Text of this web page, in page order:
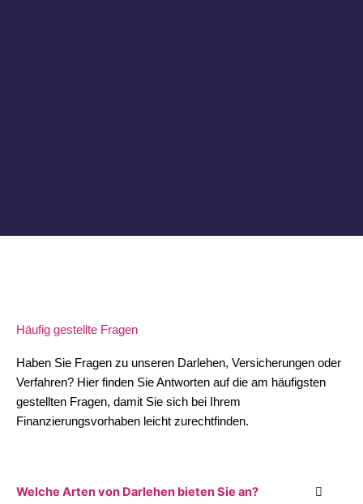
Häufig gestellte Fragen
Haben Sie Fragen zu unseren Darlehen, Versicherungen oder
Verfahren? Hier finden Sie Antworten auf die am häufigsten
gestellten Fragen, damit Sie sich bei Ihrem
Finanzierungsvorhaben leicht zurechtfinden.
Welche Arten von Darlehen bieten Sie an?